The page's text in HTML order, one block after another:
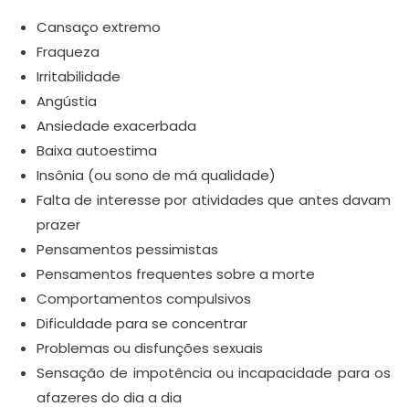
Cansaço extremo
Fraqueza
Irritabilidade
Angústia
Ansiedade exacerbada
Baixa autoestima
Insônia (ou sono de má qualidade)
Falta de interesse por atividades que antes davam
prazer
Pensamentos pessimistas
Pensamentos frequentes sobre a morte
Comportamentos compulsivos
Dificuldade para se concentrar
Problemas ou disfunções sexuais
Sensação de impotência ou incapacidade para os
afazeres do dia a dia